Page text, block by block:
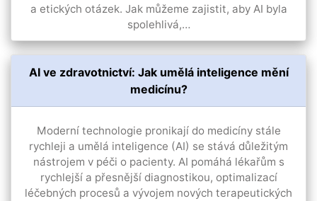
a etických otázek. Jak můžeme zajistit, aby AI byla
spolehlivá,…
AI ve zdravotnictví: Jak umělá inteligence mění
medicínu?
Moderní technologie pronikají do medicíny stále
rychleji a umělá inteligence (AI) se stává důležitým
nástrojem v péči o pacienty. AI pomáhá lékařům s
rychlejší a přesnější diagnostikou, optimalizací
léčebných procesů a vývojem nových terapeutických